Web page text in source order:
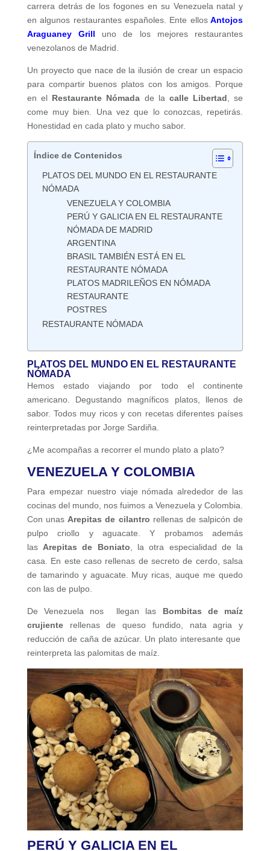
carrera detrás de los fogones en su Venezuela natal y
en algunos restaurantes españoles. Ente ellos Antojos
Araguaney Grill uno de los mejores restaurantes
venezolanos de Madrid.
Un proyecto que nace de la ilusión de crear un espacio
para compartir buenos platos con los amigos. Porque
en el Restaurante Nómada de la calle Libertad , se
come muy bien. Una vez que lo conozcas, repetirás.
Honestidad en cada plato y mucho sabor.
Índice de Contenidos
PLATOS DEL MUNDO EN EL RESTAURANTE
NÓMADA
VENEZUELA Y COLOMBIA
PERÚ Y GALICIA EN EL RESTAURANTE
NÓMADA DE MADRID
ARGENTINA
BRASIL TAMBIÉN ESTÁ EN EL
RESTAURANTE NÓMADA
PLATOS MADRILEÑOS EN NÓMADA
RESTAURANTE
POSTRES
RESTAURANTE NÓMADA
PLATOS DEL MUNDO EN EL RESTAURANTE
NÓMADA
Hemos estado viajando por todo el continente
americano. Degustando magníficos platos, llenos de
sabor. Todos muy ricos y con recetas diferentes países
reinterpretadas por Jorge Sardiña.
¿Me acompañas a recorrer el mundo plato a plato?
VENEZUELA Y COLOMBIA
Para empezar nuestro viaje nómada alrededor de las
cocinas del mundo, nos fuimos a Venezuela y Colombia.
Con unas Arepitas de cilantro rellenas de salpicón de
pulpo criollo y aguacate. Y probamos además
las Arepitas de Boniato , la otra especialidad de la
casa. En este caso rellenas de secreto de cerdo, salsa
de tamarindo y aguacate. Muy ricas, auque me quedo
con las de pulpo.
De Venezuela nos llegan las Bombitas de maíz
crujienterellenas de queso fundido, nata agria y
reducción de caña de azúcar. Un plato interesante que
reinterpreta las palomitas de maíz.
PERÚ Y GALICIA EN EL